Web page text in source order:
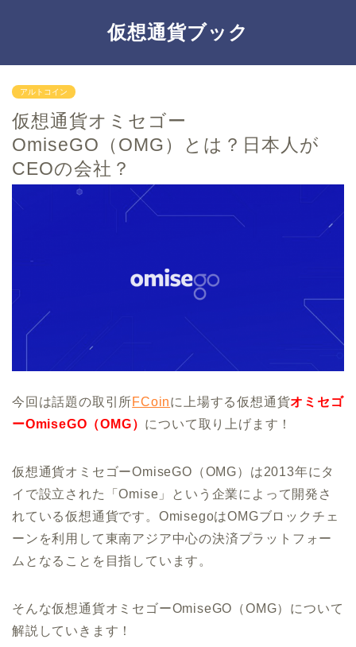
仮想通貨ブック
アルトコイン
仮想通貨オミセゴー
OmiseGO（OMG）とは？日本人が
CEOの会社？
今回は話題の取引所FCoinに上場する仮想通貨オミセゴ
ーOmiseGO（OMG） について取り上げます！
仮想通貨オミセゴーOmiseGO（OMG）は2013年にタ
イで設立された「Omise」という企業によって開発さ
れている仮想通貨です。OmisegoはOMGブロックチェ
ーンを利用して東南アジア中心の決済プラットフォー
ムとなることを目指しています。
そんな仮想通貨オミセゴーOmiseGO（OMG）について
解説していきます！